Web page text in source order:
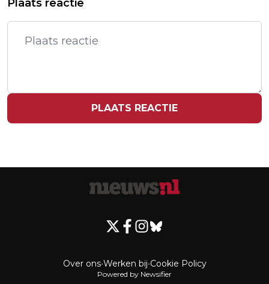
MAAR HEEFT ER NU GEEN GELD VOOR
VS WILLEN TOESLAG VOOR IEDER
CHINEES SCHIP IN AMERIKAANSE
HAVEN
Plaats reactie
PLAATS REACTIE
Over ons•Werken bij•Cookie Policy
Powered by Newsifier